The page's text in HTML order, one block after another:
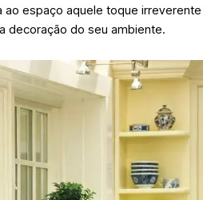
ao espaço aquele toque irreverente
decoração do seu ambiente.